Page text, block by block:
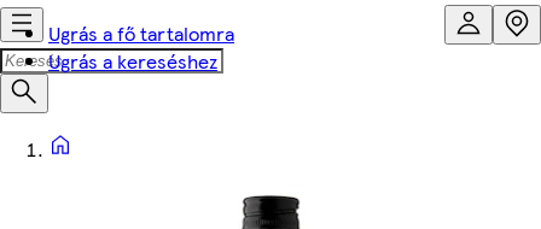
Ugrás a fő tartalomra
Ugrás a kereséshez